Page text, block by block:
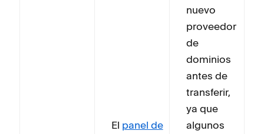
El panel de
nuevo
proveedor
de
dominios
antes de
transferir,
ya que
algunos